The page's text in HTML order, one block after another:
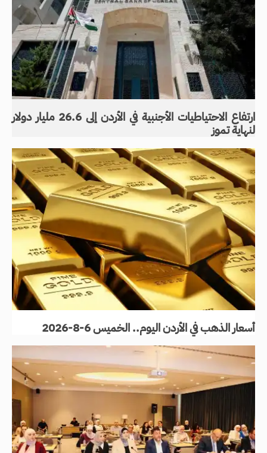
ارتفاع الاحتياطيات الأجنبية في الأردن إلى 26.6 مليار دولار
لنهاية تموز
أسعار الذهب في الأردن اليوم.. الخميس 6-8-2026